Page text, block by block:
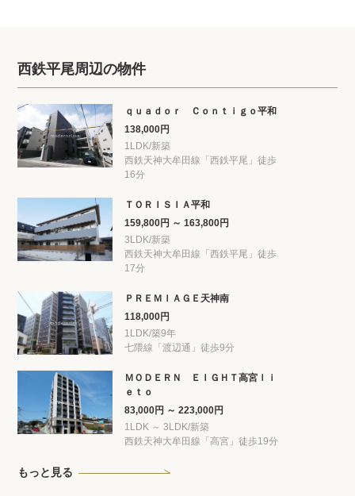
西鉄平尾周辺の物件
ｑｕａｄｏｒ Ｃｏｎｔｉｇｏ平和
138,000円
1LDK/新築
西鉄天神大牟田線「西鉄平尾」徒歩
16分
ＴＯＲＩＳＩＡ平和
159,800円 ～ 163,800円
3LDK/新築
西鉄天神大牟田線「西鉄平尾」徒歩
17分
ＰＲＥＭＩＡＧＥ天神南
118,000円
1LDK/築9年
七隈線「渡辺通」徒歩9分
ＭＯＤＥＲＮ ＥＩＧＨＴ高宮ｌｉ
ｅｔｏ
83,000円 ～ 223,000円
1LDK ～ 3LDK/新築
西鉄天神大牟田線「高宮」徒歩19分
もっと見る